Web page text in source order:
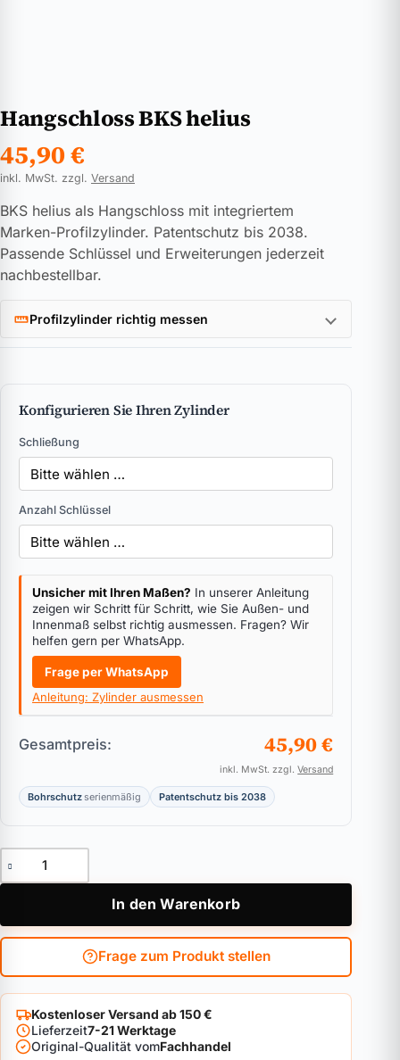
Hangschloss BKS helius
45,90€
inkl. MwSt. zzgl. Versand
BKS helius als Hangschloss mit integriertem
Marken-Profilzylinder. Patentschutz bis 2038.
Passende Schlüssel und Erweiterungen jederzeit
nachbestellbar.
Profilzylinder richtig messen
Konfigurieren Sie Ihren Zylinder
Schließung
Anzahl Schlüssel
Unsicher mit Ihren Maßen? In unserer Anleitung
zeigen wir Schritt für Schritt, wie Sie Außen- und
Innenmaß selbst richtig ausmessen. Fragen? Wir
helfen gern per WhatsApp.
Frage per WhatsApp
Anleitung: Zylinder ausmessen
Gesamtpreis: 45,90 €
inkl. MwSt. zzgl.Versand
Bohrschutzserienmäßig Patentschutz bis 2038
Hangschloss BKS helius Menge
In den Warenkorb
Frage zum Produkt stellen
Kostenloser Versand ab 150 €
Lieferzeit7-21 Werktage
Original-Qualität vomFachhandel